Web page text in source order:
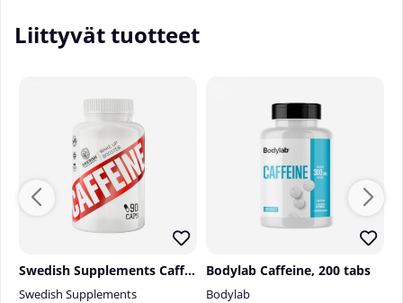
Liittyvät tuotteet
Swedish Supplements Caffeine, 90 caps
Swedish Supplements
Bodylab Caffeine, 200 tabs
Bodylab